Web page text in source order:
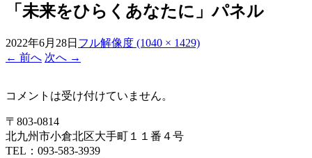
「未来をひらくあなたに」パネル
2022年6月28日 フル解像度 (1040 × 1429)
← 前へ 次へ →
コメントは受け付けていません。
〒803‐0814
北九州市小倉北区大手町１１番４号
TEL：093‐583‐3939